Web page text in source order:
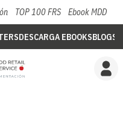
TOP 100 FRS Ebook MDD
DESCARGA EBOOKSBLOGS